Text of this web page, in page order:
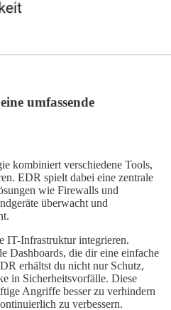
umfassende
kombiniert verschiedene Tools,
EDR spielt dabei eine zentrale
wie Firewalls und
überwacht und
IT-Infrastruktur integrieren.
Dashboards, die dir eine einfache
erhältst du nicht nur Schutz,
in Sicherheitsvorfälle. Diese
Angriffe besser zu verhindern
zu verbessern.